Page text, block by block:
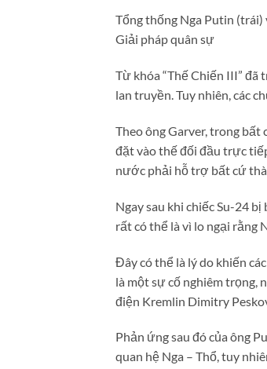
Tổng thống Nga Putin
Giải pháp quân sự
Từ khóa “Thế Chiến III”
lan truyền. Tuy nhiên, các
Theo ông Garver, trong bất
đặt vào thế đối đầu trực
nước phải hỗ trợ bất cứ
Ngay sau khi chiếc Su-24 bị
rất có thể là vì lo ngại rằng
Đây có thể là lý do khiến
là một sự cố nghiêm trọng,
điện Kremlin Dimitry
Phản ứng sau đó của ông
quan hệ Nga – Thổ, tuy